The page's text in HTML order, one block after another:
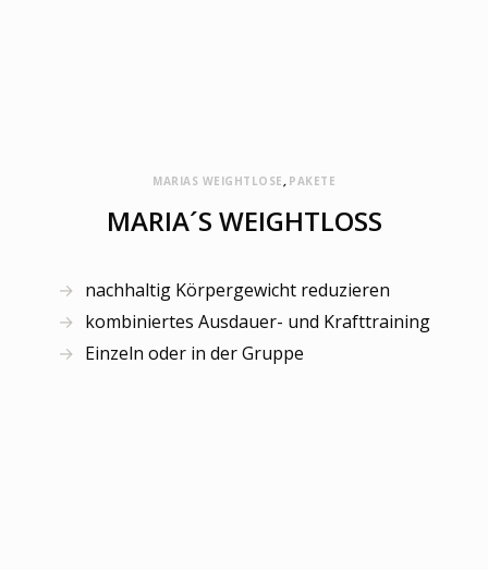
MARIAS WEIGHTLOSE, PAKETE
MARIA´S WEIGHTLOSS
nachhaltig Körpergewicht reduzieren
kombiniertes Ausdauer- und Krafttraining
Einzeln oder in der Gruppe